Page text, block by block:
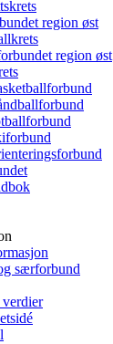
region øst
region øst
særforbund